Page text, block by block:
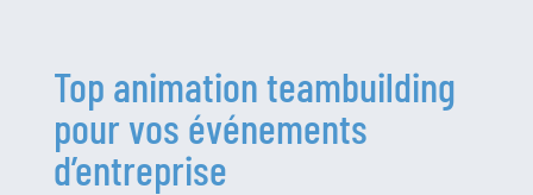
Top animation teambuilding
pour vos événements
d’entreprise